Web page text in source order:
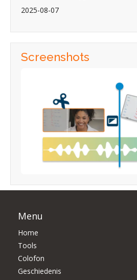
2025-08-07
Screenshots
Menu
Home
Tools
Colofon
Geschiedenis